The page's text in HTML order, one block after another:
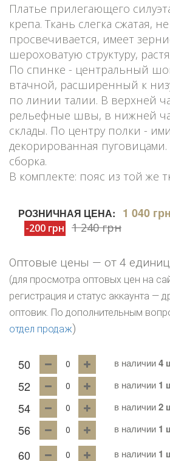
Платье прилегающего
крепа. Ткань слегка сжатая,
просвечивается, имеет
шероховатую структуру,
По спинке - центральный
втачной, расширенный к
по линии талии. В верхней
рельефные швы, в нижней
склады. По центру полки -
декорированная
сборка.
В комплекте: пояс из той же
РОЗНИЧНАЯ ЦЕНА: 1 040 грн
-200 грн 1 240 грн
Оптовые цены — от 4 единиц
(для просмотра оптовых цен на
регистрация и статус аккаунта —
оптовик. По дополнительным
отдел продаж)
50 в наличии4
52 в наличии 1
54 в наличии2
56 в наличии 1
60 в наличии 1